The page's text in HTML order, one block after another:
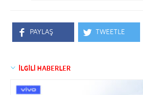
PAYLAŞ TWEETLE
İLGİLİ HABERLER